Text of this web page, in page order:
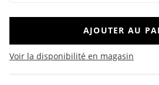
AJOUTER AU
Voir la disponibilité en magasin